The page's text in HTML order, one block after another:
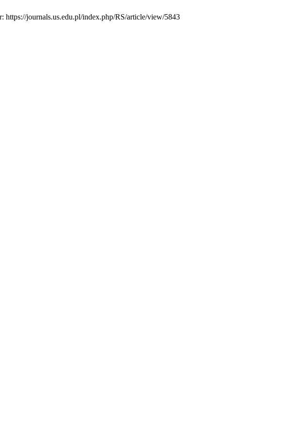
journals.us.edu.pl/index.php/RS/article/view/5843